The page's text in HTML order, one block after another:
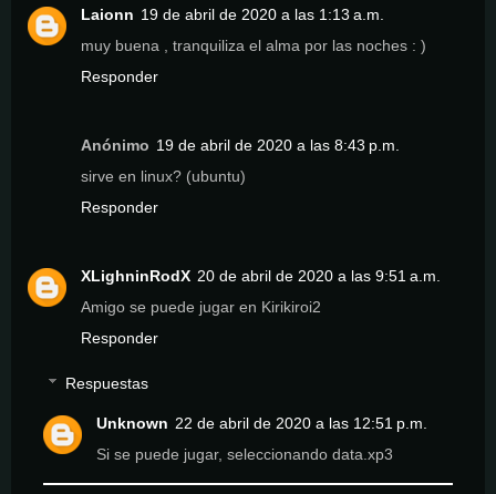
Laionn 19 de abril de 2020 a las 1:13 a.m.
muy buena , tranquiliza el alma por las noches : )
Responder
Anónimo 19 de abril de 2020 a las 8:43 p.m.
sirve en linux? (ubuntu)
Responder
XLighninRodX 20 de abril de 2020 a las 9:51 a.m.
Amigo se puede jugar en Kirikiroi2
Responder
Respuestas
Unknown 22 de abril de 2020 a las 12:51 p.m.
Si se puede jugar, seleccionando data.xp3